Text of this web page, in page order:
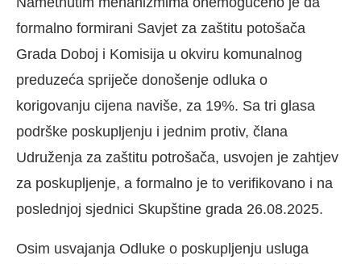
formalno formirani Savjet za zaštitu potošača
Grada Doboj i Komisija u okviru komunalnog
preduzeća spriječe donošenje odluka o
korigovanju cijena naviše, za 19%. Sa tri glasa
podrške poskupljenju i jednim protiv, člana
Udruženja za zaštitu potrošača, usvojen je zahtjev
za poskupljenje, a formalno je to verifikovano i na
poslednjoj sjednici Skupštine grada 26.08.2025.
Osim usvajanja Odluke o poskupljenju usluga